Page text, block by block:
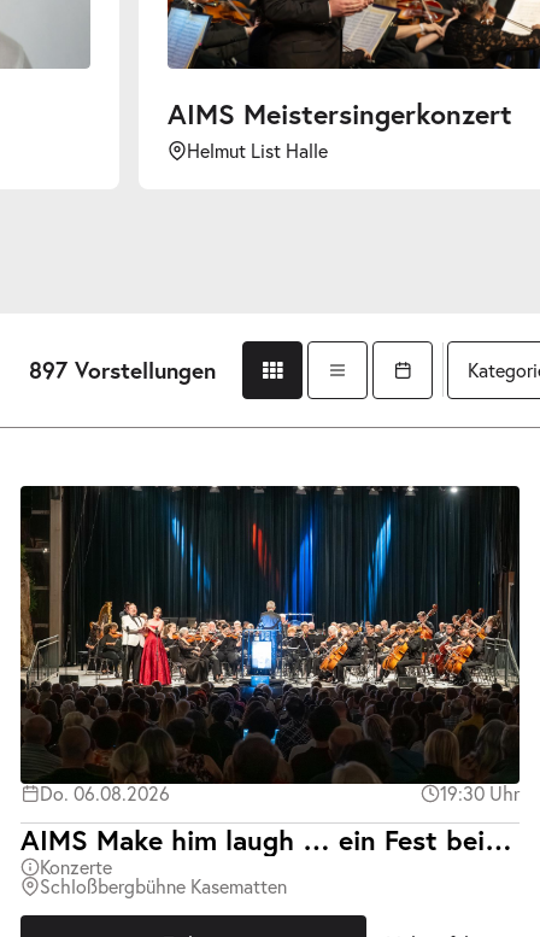
Meistersingerkonzert
897 Vorstellungen GridansichtListenansichtKalender öffnen
Do. 06.08.2026 19:30 Uhr
AIMS Make him laugh … ein Fest bei Prinz Orlofsky
Konzerte
Schloßbergbühne Kasematten